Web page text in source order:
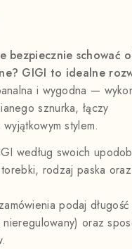
bezpiecznie schować
GIGI to idealne
i wygodna —
sznurka, łączy
stylem.
według swoich
rodzaj paska
podaj długość
oraz